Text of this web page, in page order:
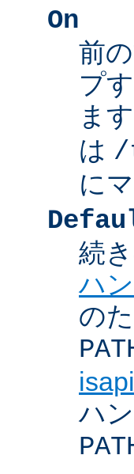
On
前
プ
ま
は /
に
続
ハ
の
ハ